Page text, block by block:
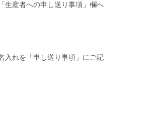
生産者への申し送り事項」欄へ
入れを「申し送り事項」にご記